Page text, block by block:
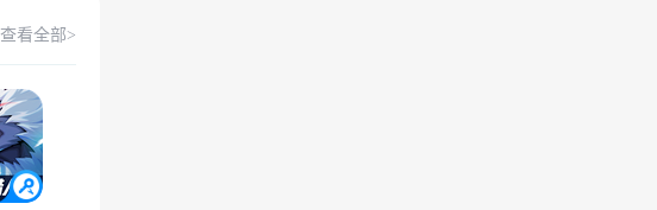
查看全部>